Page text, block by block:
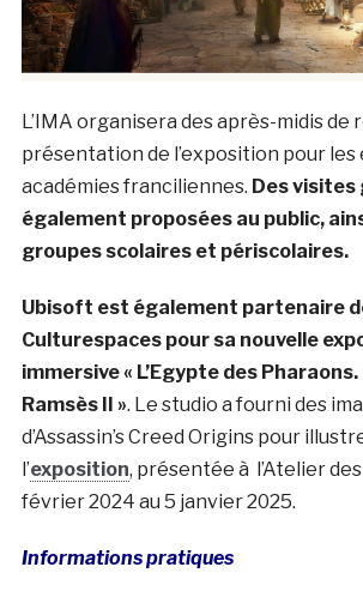
L’IMA organisera des après-midis
présentation de l’exposition pour les
académies franciliennes. Des visites
également proposées au public,
groupes scolaires et périscolaires.
Ubisoft est également partenaire
Culturespaces pour sa nouvelle
immersive « L’Egypte des
Ramsès II ». Le studio a fourni des
d’Assassin’s Creed Origins pour
l’exposition, présentée à l’Atelier
février 2024 au 5 janvier 2025.
Informations pratiques